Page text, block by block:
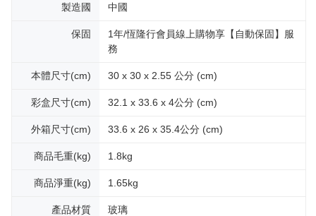
製造國 中國
保固
1年/恆隆行會員線上購物享【自動保固】服
務
本體尺寸(cm) 30 x 30 x 2.55 公分 (cm)
彩盒尺寸(cm) 32.1 x 33.6 x 4公分 (cm)
外箱尺寸(cm) 33.6 x 26 x 35.4公分 (cm)
商品毛重(kg) 1.8kg
商品淨重(kg) 1.65kg
產品材質 玻璃